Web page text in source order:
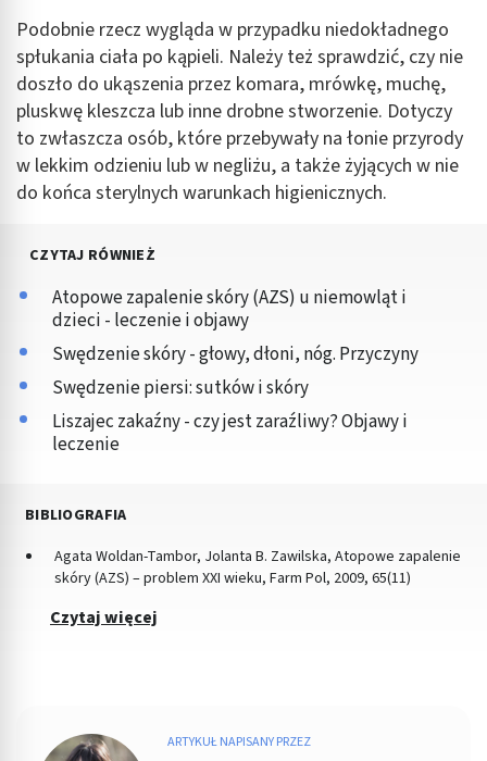
Podobnie rzecz wygląda w przypadku niedokładnego
spłukania ciała po kąpieli. Należy też sprawdzić, czy nie
doszło do ukąszenia przez komara, mrówkę, muchę,
pluskwę kleszcza lub inne drobne stworzenie. Dotyczy
to zwłaszcza osób, które przebywały na łonie przyrody
w lekkim odzieniu lub w negliżu, a także żyjących w nie
do końca sterylnych warunkach higienicznych.
CZYTAJ RÓWNIEŻ
Atopowe zapalenie skóry (AZS) u niemowląt i
dzieci - leczenie i objawy
Swędzenie skóry - głowy, dłoni, nóg. Przyczyny
Swędzenie piersi: sutków i skóry
Liszajec zakaźny - czy jest zaraźliwy? Objawy i
leczenie
BIBLIOGRAFIA
Agata Woldan-Tambor, Jolanta B. Zawilska, Atopowe zapalenie
skóry (AZS) – problem XXI wieku, Farm Pol, 2009, 65(11)
Czytaj więcej
ARTYKUŁ NAPISANY PRZEZ